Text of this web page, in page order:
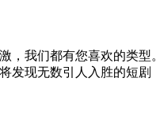
我们都有您喜欢的类
现无数引人入胜的短剧